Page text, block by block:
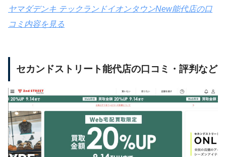
ヤマダデンキ テックランドイオンタウンNew能代店の口
コミ内容を見る
セカンドストリート能代店の口コミ・評判など